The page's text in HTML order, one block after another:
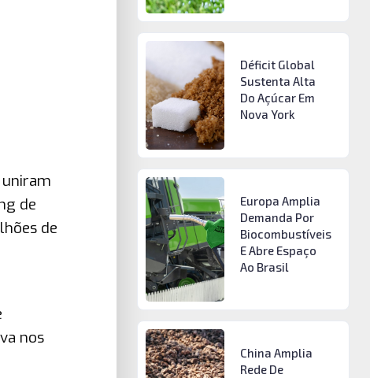
de
de
nos
Déficit Global
Sustenta Alta
Do Açúcar Em
Nova York
Europa Amplia
Demanda Por
Biocombustíveis
E Abre Espaço
Ao Brasil
China Amplia
Rede De